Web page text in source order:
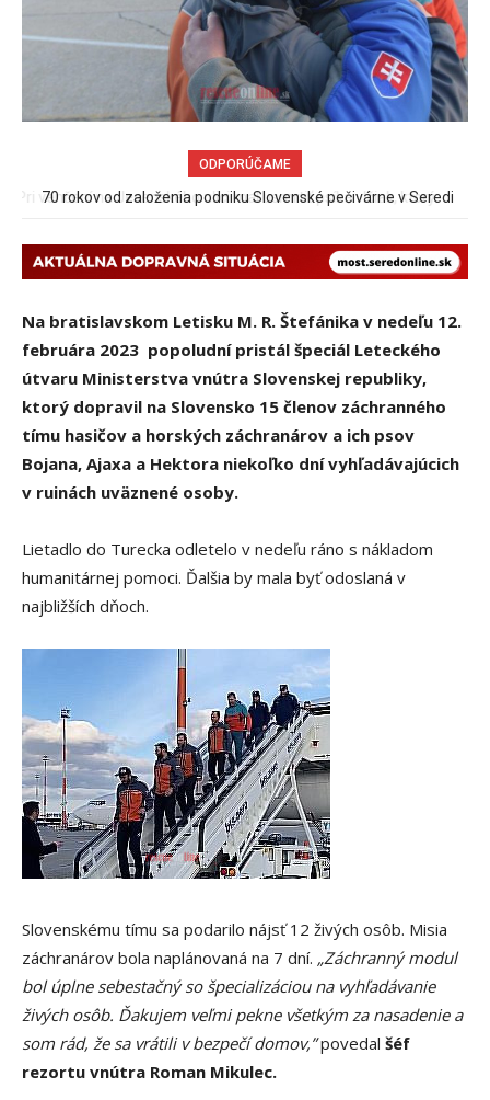
ODPORÚČAME
70 rokov od založenia podniku Slovenské pečivárne v Seredi
Na bratislavskom Letisku M. R. Štefánika v nedeľu 12.
februára 2023 popoludní pristál špeciál Leteckého
útvaru Ministerstva vnútra Slovenskej republiky,
ktorý dopravil na Slovensko 15 členov záchranného
tímu hasičov a horských záchranárov a ich psov
Bojana, Ajaxa a Hektora niekoľko dní vyhľadávajúcich
v ruinách uväznené osoby.
Lietadlo do Turecka odletelo v nedeľu ráno s nákladom
humanitárnej pomoci. Ďalšia by mala byť odoslaná v
najbližších dňoch.
Slovenskému tímu sa podarilo nájsť 12 živých osôb. Misia
záchranárov bola naplánovaná na 7 dní. „Záchranný modul
bol úplne sebestačný so špecializáciou na vyhľadávanie
živých osôb. Ďakujem veľmi pekne všetkým za nasadenie a
som rád, že sa vrátili v bezpečí domov,”povedal šéf
rezortu vnútra Roman Mikulec.